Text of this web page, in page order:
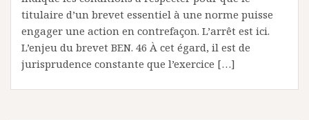
titulaire d’un brevet essentiel à une norme puisse
engager une action en contrefaçon. L’arrêt est ici.
L’enjeu du brevet BEN. 46 À cet égard, il est de
jurisprudence constante que l’exercice […]